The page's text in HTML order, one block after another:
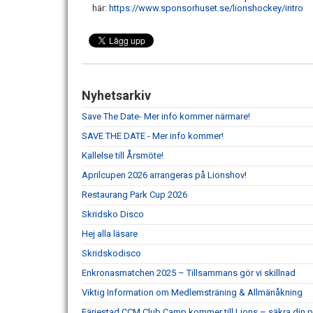
här: https://www.sponsorhuset.se/lionshockey/intro
Nyhetsarkiv
Save The Date- Mer info kommer närmare!
SAVE THE DATE - Mer info kommer!
Kallelse till Årsmöte!
Aprilcupen 2026 arrangeras på Lionshov!
Restaurang Park Cup 2026
Skridsko Disco
Hej alla läsare
Skridskodisco
Enkronasmatchen 2025 – Tillsammans gör vi skillnad
Viktig Information om Medlemsträning & Allmänåkning